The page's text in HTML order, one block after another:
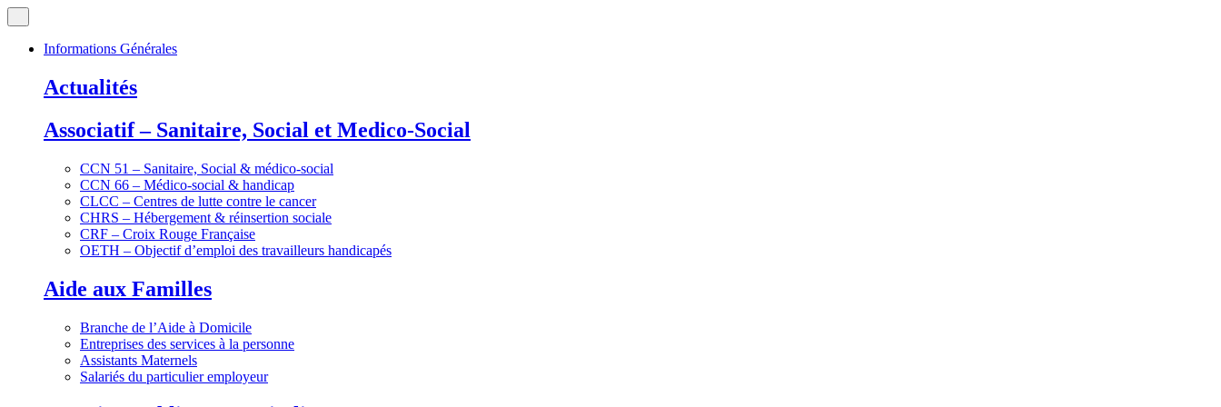
Informations Générales
Actualités
Associatif – Sanitaire, Social et Medico-Social
CCN 51 – Sanitaire, Social & médico-social
CCN 66 – Médico-social & handicap
CLCC – Centres de lutte contre le cancer
CHRS – Hébergement & réinsertion sociale
CRF – Croix Rouge Française
OETH – Objectif d’emploi des travailleurs handicapés
Aide aux Familles
Branche de l’Aide à Domicile
Entreprises des services à la personne
Assistants Maternels
Salariés du particulier employeur